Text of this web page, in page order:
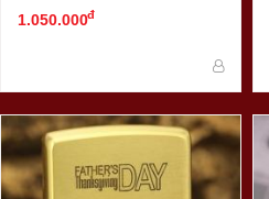
1.050.000đ